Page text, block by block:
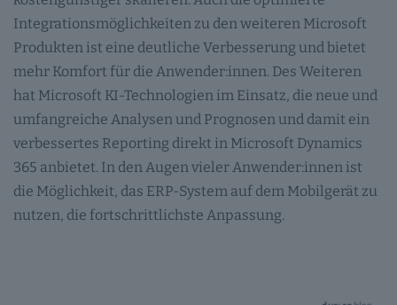
Integrationsmöglichkeiten zu den weiteren Microsoft
Produkten ist eine deutliche Verbesserung und bietet
mehr Komfort für die Anwender:innen. Des Weiteren
hat Microsoft KI-Technologien im Einsatz, die neue und
umfangreiche Analysen und Prognosen und damit ein
verbessertes Reporting direkt in Microsoft Dynamics
365 anbietet. In den Augen vieler Anwender:innen ist
die Möglichkeit, das ERP-System auf dem Mobilgerät zu
nutzen, die fortschrittlichste Anpassung.